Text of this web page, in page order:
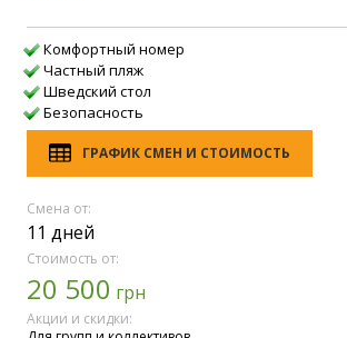
Комфортный номер
Частный пляж
Шведский стол
Безопасность
ГРАФИК СМЕН И СТОИМОСТЬ
Смена от:
11 дней
Стоимость от:
20 500 грн
Акции и скидки: